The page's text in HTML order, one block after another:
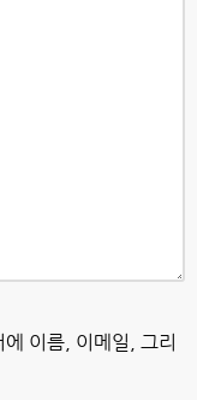
이름, 이메일, 그리